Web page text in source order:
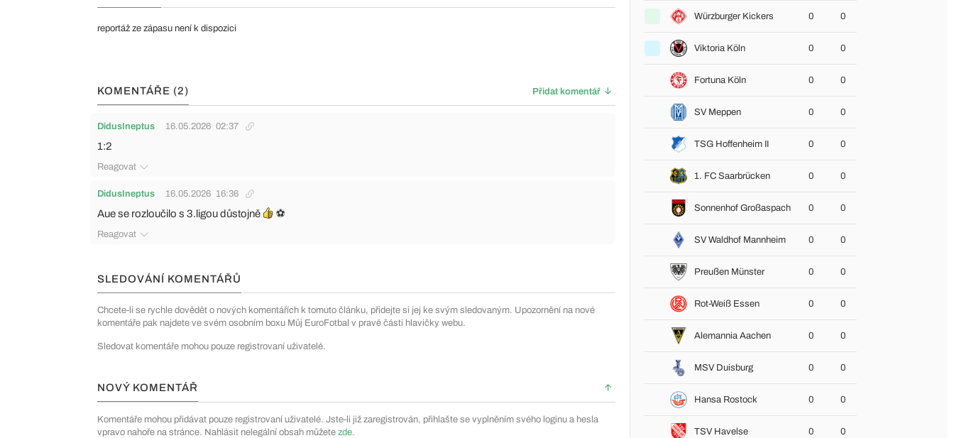
reportáž ze zápasu není k dispozici
KOMENTÁŘE (2) Přidat komentář
DidusIneptus 16.05.2026 02:37
1:2
Reagovat
DidusIneptus 16.05.2026 16:36
Aue se rozloučilo s 3.ligou důstojně ⚽
Reagovat
SLEDOVÁNÍ KOMENTÁŘŮ
Chcete-li se rychle dovědět o nových komentářích k tomuto článku, přidejte si jej ke svým sledovaným. Upozornění na nové
komentáře pak najdete ve svém osobním boxu Můj EuroFotbal v pravé části hlavičky webu.
Sledovat komentáře mohou pouze registrovaní uživatelé.
NOVÝ KOMENTÁŘ
Komentáře mohou přidávat pouze registrovaní uživatelé. Jste-li již zaregistrován, přihlašte se vyplněním svého loginu a hesla
vpravo nahoře na stránce. Nahlásit nelegální obsah můžete zde.
Würzburger Kickers 0 0
Viktoria Köln 0 0
Fortuna Köln 0 0
SV Meppen 0 0
TSG Hoffenheim II 0 0
1. FC Saarbrücken 0 0
Sonnenhof Großaspach 0 0
SV Waldhof Mannheim 0 0
Preußen Münster 0 0
Rot-Weiß Essen 0 0
Alemannia Aachen 0 0
MSV Duisburg 0 0
Hansa Rostock 0 0
TSV Havelse 0 0